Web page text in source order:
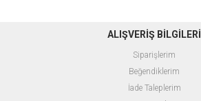
ALIŞVERİŞ BİLGİLERİ
Siparişlerim
Beğendiklerim
İade Taleplerim